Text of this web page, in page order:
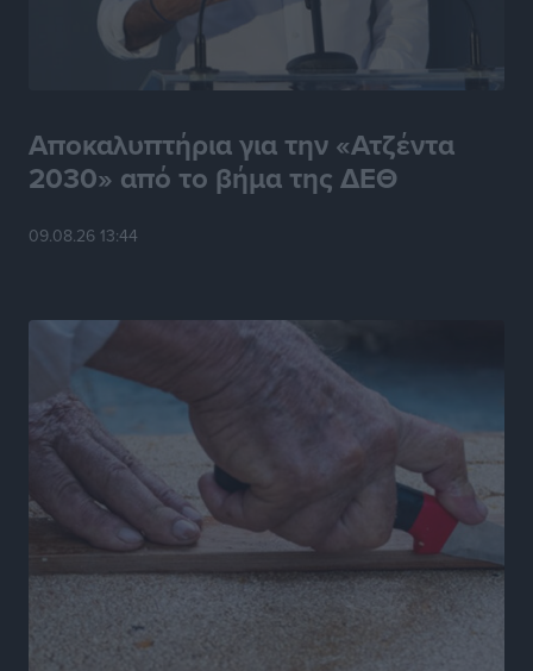
Αποκαλυπτήρια για την «Ατζέντα
2030» από το βήμα της ΔΕΘ
09.08.26 13:44